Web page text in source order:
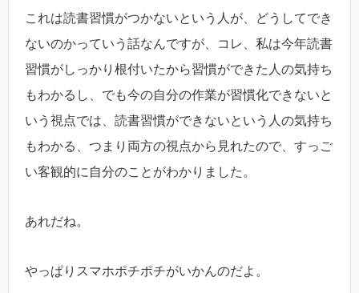
これは読書習慣がつかないという人が、どうしてでき
ないのかっていう話なんですが、コレ、私は今年読書
習慣がしっかり根付いたから習慣ができた人の気持ち
もわかるし、でも今の自分の作業が習慣化できないと
いう視点では、読書習慣ができないという人の気持ち
もわかる、つまり両方の視点から見れたので、すっご
い客観的に自分のことがわかりました。
あれだね。
やっぱりスマホポチポチがいかんのだよ。